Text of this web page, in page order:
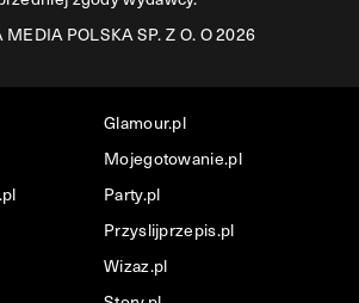
POLSKA SP. Z O. O 2026
Glamour.pl
Mojegotowanie.pl
Party.pl
Przyslijprzepis.pl
Wizaz.pl